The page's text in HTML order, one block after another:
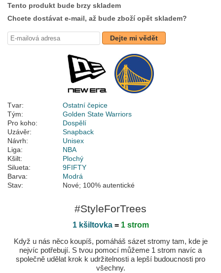
Tento produkt bude brzy skladem
Chcete dostávat e-mail, až bude zboží opět skladem?
Dejte mi vědět
Tvar:
Ostatní čepice
Tým:
Golden State Warriors
Pro koho:
Dospělí
Uzávěr:
Snapback
Návrh:
Unisex
Liga:
NBA
Kšilt:
Plochý
Silueta:
9FIFTY
Barva:
Modrá
Stav:
Nové; 100% autentické
#StyleForTrees
1 kšiltovka= 1 strom
Když u nás něco koupíš, pomáháš sázet stromy tam, kde je
nejvíc potřebují. S tvou pomocí můžeme 1 strom navíc a
společně udělat krok k udržitelnosti a lepší budoucnosti pro
všechny.